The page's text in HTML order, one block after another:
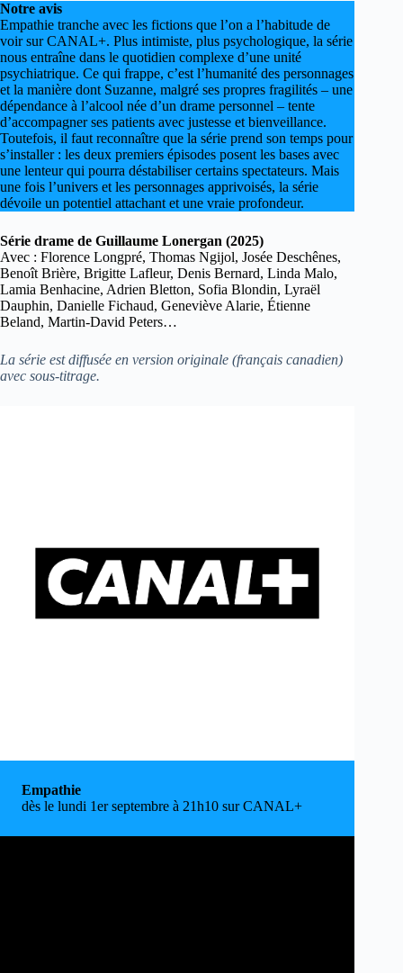
Notre avis
Empathie tranche avec les fictions que l’on a l’habitude de
voir sur CANAL+. Plus intimiste, plus psychologique, la série
nous entraîne dans le quotidien complexe d’une unité
psychiatrique. Ce qui frappe, c’est l’humanité des personnages
et la manière dont Suzanne, malgré ses propres fragilités – une
dépendance à l’alcool née d’un drame personnel – tente
d’accompagner ses patients avec justesse et bienveillance.
Toutefois, il faut reconnaître que la série prend son temps pour
s’installer : les deux premiers épisodes posent les bases avec
une lenteur qui pourra déstabiliser certains spectateurs. Mais
une fois l’univers et les personnages apprivoisés, la série
dévoile un potentiel attachant et une vraie profondeur.
Série drame de Guillaume Lonergan (2025)
Avec : Florence Longpré, Thomas Ngijol, Josée Deschênes,
Benoît Brière, Brigitte Lafleur, Denis Bernard, Linda Malo,
Lamia Benhacine, Adrien Bletton, Sofia Blondin, Lyraël
Dauphin, Danielle Fichaud, Geneviève Alarie, Étienne
Beland, Martin-David Peters…
La série est diffusée en version originale (français canadien)
avec sous-titrage.
Empathie
dès le lundi 1er septembre à 21h10 sur CANAL+